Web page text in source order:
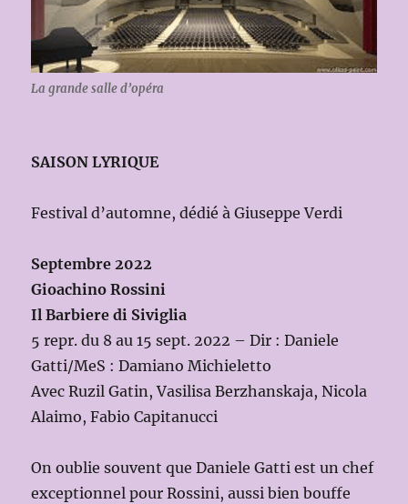
La grande salle d’opéra
SAISON LYRIQUE
Festival d’automne, dédié à Giuseppe Verdi
Septembre 2022
Gioachino Rossini
Il Barbiere di Siviglia
5 repr. du 8 au 15 sept. 2022 – Dir : Daniele
Gatti/MeS : Damiano Michieletto
Avec Ruzil Gatin, Vasilisa Berzhanskaja, Nicola
Alaimo, Fabio Capitanucci
On oublie souvent que Daniele Gatti est un chef
exceptionnel pour Rossini, aussi bien bouffe